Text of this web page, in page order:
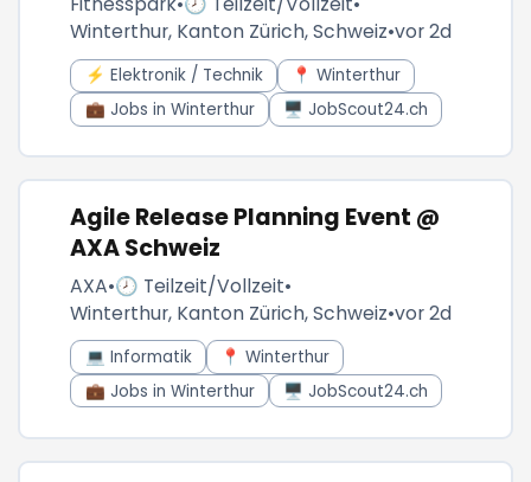
Winterthur, Kanton Zürich, Schweiz•vor 2d
⚡ Elektronik / Technik
📍 Winterthur
💼 Jobs in Winterthur
🖥️ JobScout24.ch
Agile Release Planning Event @
AXA Schweiz
AXA•🕗 Teilzeit/Vollzeit•
Winterthur, Kanton Zürich, Schweiz•vor 2d
💻 Informatik
📍 Winterthur
💼 Jobs in Winterthur
🖥️ JobScout24.ch